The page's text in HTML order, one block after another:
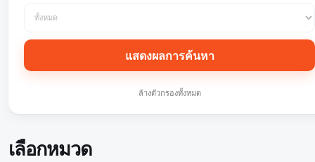
แสดงผลการค้นหา
ล้างตัวกรองทั้งหมด
เลือกหมวด